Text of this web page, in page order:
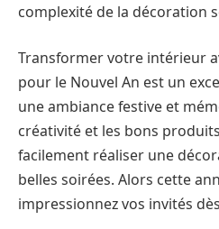
complexité de la décoration
Transformer votre intérieur
pour le Nouvel An est un
une ambiance festive et
créativité et les bons
facilement réaliser une
belles soirées. Alors cette
impressionnez vos invités